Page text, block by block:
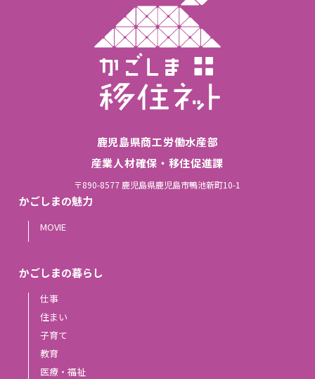
鹿児島県商工労働水産部
産業人材確保・移住促進課
〒890-8577 鹿児島県鹿児島市鴨池新町10-1
かごしまの魅力
MOVIE
かごしまの暮らし
仕事
住まい
子育て
教育
医療・福祉